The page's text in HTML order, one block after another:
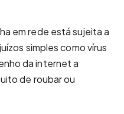
em rede está sujeita a
simples como vírus
da internet a
de roubar ou